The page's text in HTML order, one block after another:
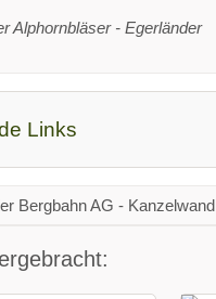
Alphornbläser - Egerländer
Links
Bergbahn AG - Kanzelwand